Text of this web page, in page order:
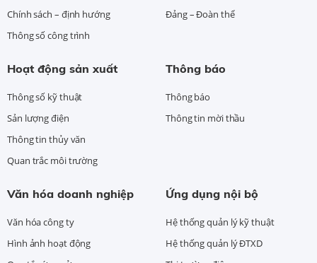
Chính sách – định hướng
Thông số công trình
Đảng – Đoàn thể
Hoạt động sản xuất
Thông số kỹ thuật
Sản lượng điện
Thông tin thủy văn
Quan trắc môi trường
Thông báo
Thông báo
Thông tin mời thầu
Văn hóa doanh nghiệp
Văn hóa công ty
Hình ảnh hoạt động
Ứng dụng nội bộ
Hệ thống quản lý kỹ thuật
Hệ thống quản lý ĐTXD